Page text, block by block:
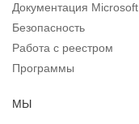
Документация Microsoft
Безопасность
Работа с реестром
Программы
МЫ